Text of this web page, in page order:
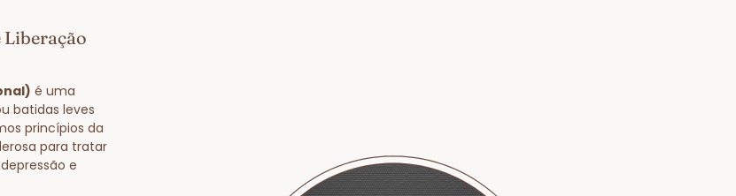
Liberação
é uma
batidas leves
princípios da
para tratar
e